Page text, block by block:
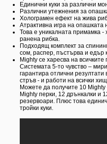
Единични куки за различни
Различни утежнения за
Холограмен ефект на жива
Атрактивна игра на опашката
Това е уникалната примамка
ранена рибка.
Подходящ комплект за
сом, распер, пъстърва и едър
Mighty се харесва на
Системата 5-то чувство –
гарантира отлични
стръв - и работи на всички
Можете да получите 10
Mighty перки, 12 дрънкалки и
резервоари. Плюс това
тройки куки.